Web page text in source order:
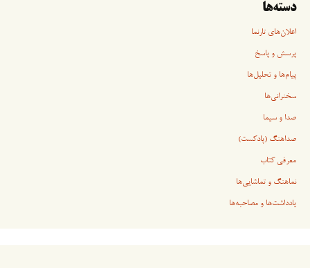
دسته‌ها
اعلان‌های تارنما
پرسش و پاسخ
پیام‌ها و تحلیل‌ها
سخنرانی‏‏‌ها
صدا و سیما
صداهنگ (پادکست)
معرفی کتاب
نماهنگ و تماشایی‌ها
یادداشت‌ها و مصاحبه‌ها